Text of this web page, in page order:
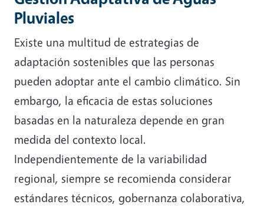
Pluviales
Existe una multitud de estrategias de
adaptación sostenibles que las personas
pueden adoptar ante el cambio climático. Sin
embargo, la eficacia de estas soluciones
basadas en la naturaleza depende en gran
medida del contexto local.
Independientemente de la variabilidad
regional, siempre se recomienda considerar
estándares técnicos, gobernanza colaborativa,